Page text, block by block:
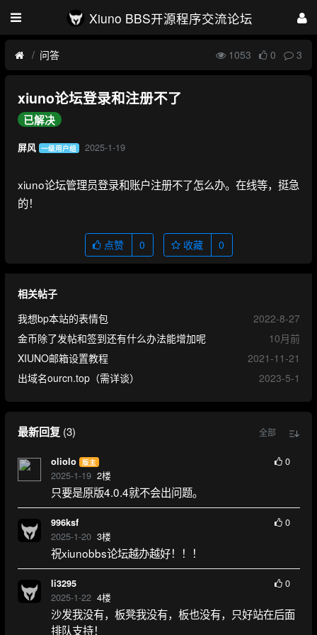
Xiuno BBS开源程序交流论坛
问答 1053 0 3
xiuno论坛登录和注册不了
已解决
屏风 一级用户组 2025-1-19
xiuno论坛管理员登录和账户注册不了怎么办。在线等，挺急
的！
点赞 0 收藏 0
相关帖子
我想bp本站的表情包
2022-8-27
金币除了发帖和签到还有什么办法能增加呢
10月前
XIUNO邮箱设置教程
2021-11-21
出域名ourcn.top（需详谈）
2023-5-1
最新回复(3) 全部
oliolo 版主
2025-1-19 2楼
0
只要是原版4.0.4就不会出问题。
996ksf
2025-1-20 3楼
0
祝xiunobbs论坛越办越好！！！
li3295
2025-1-22 4楼
0
沙发我没有，板凳我没有，板也没有，只好站在后面
排队支持！